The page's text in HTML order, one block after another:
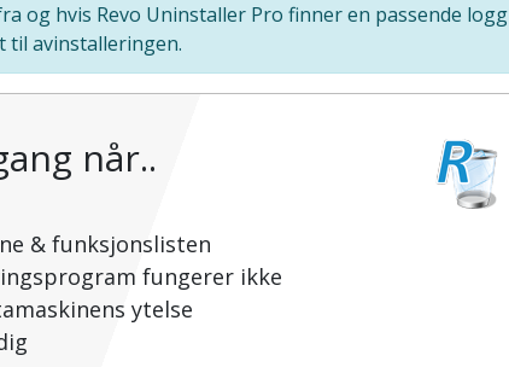
og hvis Revo Uninstaller Pro finner en passende logg
til avinstalleringen.
når..
& funksjonslisten
fungerer ikke
ytelse